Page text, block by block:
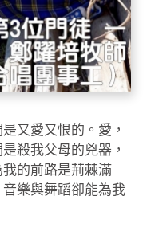
又愛又恨的。愛，
殺我父母的兇器，
的前路是荊棘滿
樂與舞蹈卻能為我